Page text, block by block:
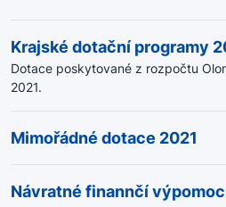
Krajské dotační programy
Dotace poskytované z rozpočtu
2021.
Mimořádné dotace 2021
Návratné finannčí